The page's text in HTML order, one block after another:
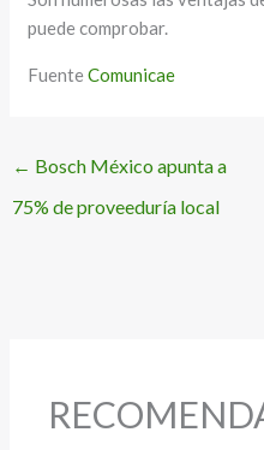
puede comprobar.
FuenteComunicae
← Bosch México apunta a
75% de proveeduría local